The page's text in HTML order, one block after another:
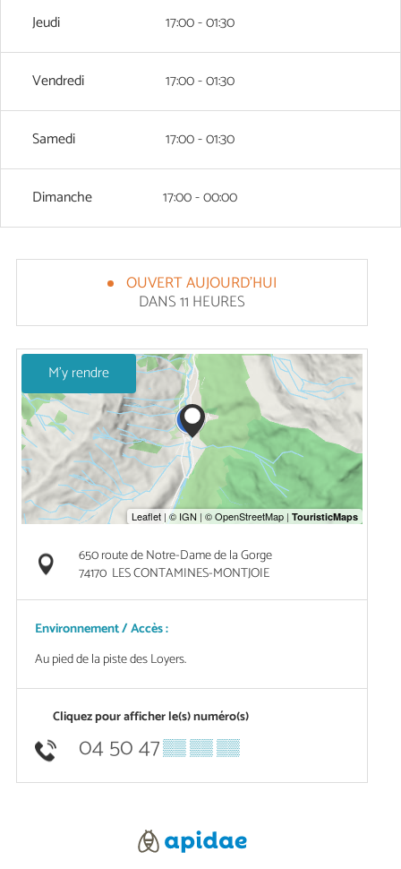
Jeudi 17:00 - 01:30
Vendredi 17:00 - 01:30
Samedi 17:00 - 01:30
Dimanche 17:00 - 00:00
OUVERT AUJOURD'HUI
DANS 11 HEURES
M'y rendre
650 route de Notre-Dame de la Gorge
74170 LES CONTAMINES-MONTJOIE
Environnement / Accès :
Au pied de la piste des Loyers.
Cliquez pour afficher le(s) numéro(s)
04 50 47▒▒ ▒▒ ▒▒